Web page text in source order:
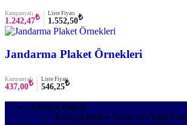
Kampanyalı
1.242,47₺ Liste Fiyatı
1.552,50₺
Jandarma Plaket Örnekleri
Kampanyalı
437,00₺ Liste Fiyatı
546,25₺
Antalya Plaket
Antalya Plaket Baskı ve Ödül